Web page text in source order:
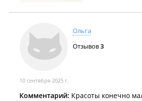
Кафе "Liman".
Платежные терминалы, банкоматы,
Банкомат " Сбербанк";
Банкомат "
ООО "Комкон-2".
и больше сюда не ногой ☝️
Ольга
Отзывов3
10 сентября 2025 г.
Комментарий: Красоты конечно